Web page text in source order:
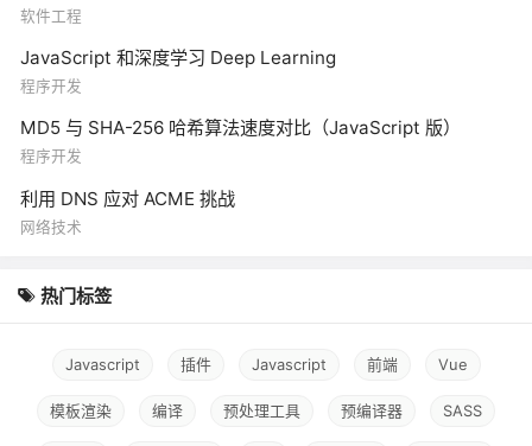
软件工程
JavaScript 和深度学习 Deep Learning
程序开发
MD5 与 SHA-256 哈希算法速度对比（JavaScript 版）
程序开发
利用 DNS 应对 ACME 挑战
网络技术
热门标签
Javascript 插件 Javascript 前端 Vue
模板渲染 编译 预处理工具 预编译器 SASS